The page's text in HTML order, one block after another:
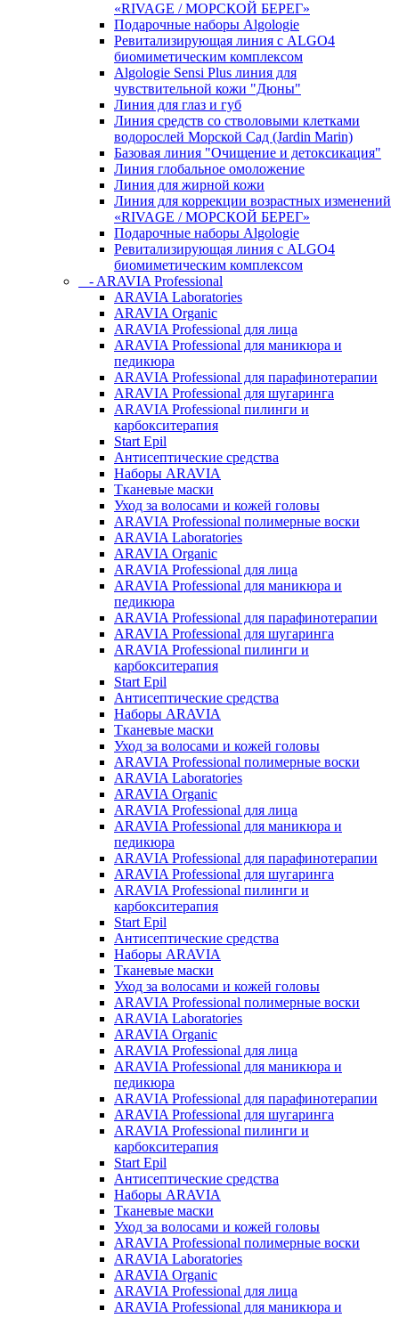
«RIVAGE / МОРСКОЙ БЕРЕГ»
Подарочные наборы Algologie
Ревитализирующая линия с ALGO4
биомиметическим комплексом
Algologie Sensi Plus линия для
чувcтвительной кожи "Дюны"
Линия для глаз и губ
Линия средств со стволовыми клетками
водорослей Морской Сад (Jardin Marin)
Базовая линия "Очищение и детоксикация"
Линия глобальное омоложение
Линия для жирной кожи
Линия для коррекции возрастных изменений
«RIVAGE / МОРСКОЙ БЕРЕГ»
Подарочные наборы Algologie
Ревитализирующая линия с ALGO4
биомиметическим комплексом
- ARAVIA Professional
ARAVIA Laboratories
ARAVIA Organic
ARAVIA Professional для лица
ARAVIA Professional для маникюра и
педикюра
ARAVIA Professional для парафинотерапии
ARAVIA Professional для шугаринга
ARAVIA Professional пилинги и
карбокситерапия
Start Epil
Антисептические средства
Наборы ARAVIA
Тканевые маски
Уход за волосами и кожей головы
ARAVIA Professional полимерные воски
ARAVIA Laboratories
ARAVIA Organic
ARAVIA Professional для лица
ARAVIA Professional для маникюра и
педикюра
ARAVIA Professional для парафинотерапии
ARAVIA Professional для шугаринга
ARAVIA Professional пилинги и
карбокситерапия
Start Epil
Антисептические средства
Наборы ARAVIA
Тканевые маски
Уход за волосами и кожей головы
ARAVIA Professional полимерные воски
ARAVIA Laboratories
ARAVIA Organic
ARAVIA Professional для лица
ARAVIA Professional для маникюра и
педикюра
ARAVIA Professional для парафинотерапии
ARAVIA Professional для шугаринга
ARAVIA Professional пилинги и
карбокситерапия
Start Epil
Антисептические средства
Наборы ARAVIA
Тканевые маски
Уход за волосами и кожей головы
ARAVIA Professional полимерные воски
ARAVIA Laboratories
ARAVIA Organic
ARAVIA Professional для лица
ARAVIA Professional для маникюра и
педикюра
ARAVIA Professional для парафинотерапии
ARAVIA Professional для шугаринга
ARAVIA Professional пилинги и
карбокситерапия
Start Epil
Антисептические средства
Наборы ARAVIA
Тканевые маски
Уход за волосами и кожей головы
ARAVIA Professional полимерные воски
ARAVIA Laboratories
ARAVIA Organic
ARAVIA Professional для лица
ARAVIA Professional для маникюра и